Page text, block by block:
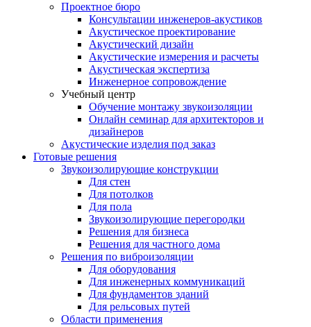
Проектное бюро
Консультации инженеров-акустиков
Акустическое проектирование
Акустический дизайн
Акустические измерения и расчеты
Акустическая экспертиза
Инженерное сопровождение
Учебный центр
Обучение монтажу звукоизоляции
Онлайн семинар для архитекторов и
дизайнеров
Акустические изделия под заказ
Готовые решения
Звукоизолирующие конструкции
Для стен
Для потолков
Для пола
Звукоизолирующие перегородки
Решения для бизнеса
Решения для частного дома
Решения по виброизоляции
Для оборудования
Для инженерных коммуникаций
Для фундаментов зданий
Для рельсовых путей
Области применения